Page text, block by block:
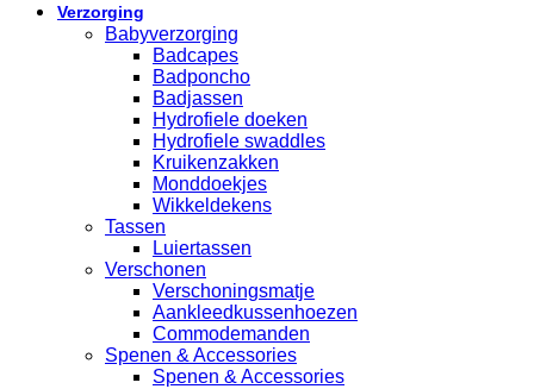
Verzorging
Babyverzorging
Badcapes
Badponcho
Badjassen
Hydrofiele doeken
Hydrofiele swaddles
Kruikenzakken
Monddoekjes
Wikkeldekens
Tassen
Luiertassen
Verschonen
Verschoningsmatje
Aankleedkussenhoezen
Commodemanden
Spenen & Accessories
Spenen & Accessories